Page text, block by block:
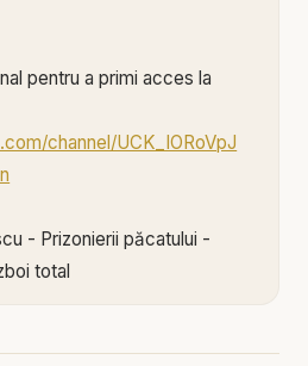
pentru a primi acces la
channel/UCK_IORoVpJ
- Prizonierii păcatului -
total